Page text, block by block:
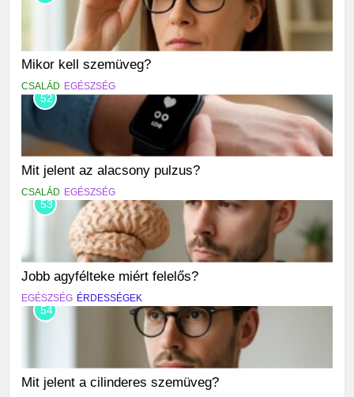
Mikor kell szemüveg?
CSALÁD EGÉSZSÉG
52
Mit jelent az alacsony pulzus?
CSALÁD EGÉSZSÉG
53
Jobb agyfélteke miért felelős?
EGÉSZSÉG ÉRDESSÉGEK
54
Mit jelent a cilinderes szemüveg?